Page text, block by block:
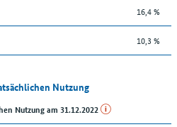
16,4 %
10,3 %
Nutzung
Nutzung am 31.12.2022